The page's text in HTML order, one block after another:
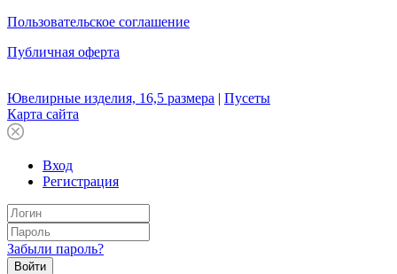
Пользовательское соглашение
Публичная оферта
Ювелирные изделия, 16,5 размера | Пусеты
Карта сайта
Вход
Регистрация
Забыли пароль?
Войти